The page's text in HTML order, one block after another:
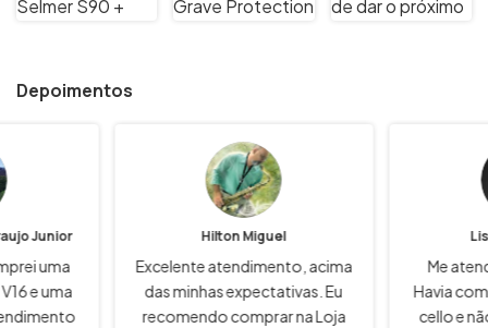
Depoimentos
Junior
uma
e uma
Hilton Miguel
Excelente atendimento, acima
das minhas expectativas. Eu
recomendo comprar na Loja
Me
Havia
cello e